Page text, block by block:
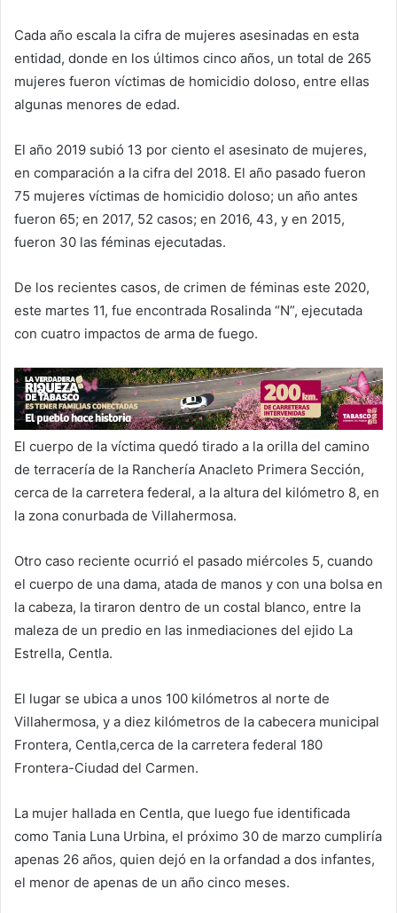
Cada año escala la cifra de mujeres asesinadas en esta
entidad, donde en los últimos cinco años, un total de 265
mujeres fueron víctimas de homicidio doloso, entre ellas
algunas menores de edad.
El año 2019 subió 13 por ciento el asesinato de mujeres,
en comparación a la cifra del 2018. El año pasado fueron
75 mujeres víctimas de homicidio doloso; un año antes
fueron 65; en 2017, 52 casos; en 2016, 43, y en 2015,
fueron 30 las féminas ejecutadas.
De los recientes casos, de crimen de féminas este 2020,
este martes 11, fue encontrada Rosalinda “N”, ejecutada
con cuatro impactos de arma de fuego.
El cuerpo de la víctima quedó tirado a la orilla del camino
de terracería de la Ranchería Anacleto Primera Sección,
cerca de la carretera federal, a la altura del kilómetro 8, en
la zona conurbada de Villahermosa.
Otro caso reciente ocurrió el pasado miércoles 5, cuando
el cuerpo de una dama, atada de manos y con una bolsa en
la cabeza, la tiraron dentro de un costal blanco, entre la
maleza de un predio en las inmediaciones del ejido La
Estrella, Centla.
El lugar se ubica a unos 100 kilómetros al norte de
Villahermosa, y a diez kilómetros de la cabecera municipal
Frontera, Centla,cerca de la carretera federal 180
Frontera-Ciudad del Carmen.
La mujer hallada en Centla, que luego fue identificada
como Tania Luna Urbina, el próximo 30 de marzo cumpliría
apenas 26 años, quien dejó en la orfandad a dos infantes,
el menor de apenas de un año cinco meses.